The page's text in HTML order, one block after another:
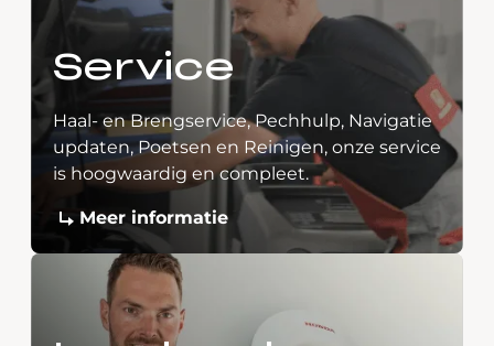
Service
Haal- en Brengservice, Pechhulp, Navigatie
updaten, Poetsen en Reinigen, onze service
is hoogwaardig en compleet.
Meer informatie